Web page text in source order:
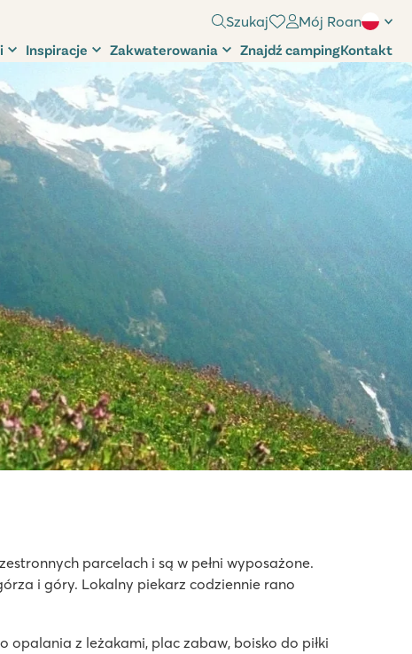
Szukaj Mój Roan
Inspiracje Zakwaterowania Znajdź campingKontakt
parcelach i są w pełni wyposażone.
i góry. Lokalny piekarz codziennie rano
z leżakami, plac zabaw, boisko do piłki